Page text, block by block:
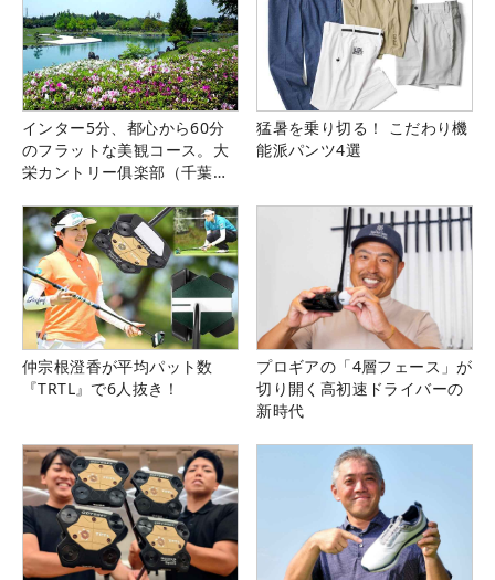
インター5分、都心から60分
のフラットな美観コース。大
栄カントリー俱楽部（千葉
猛暑を乗り切る！ こだわり機
能派パンツ4選
仲宗根澄香が平均パット数
『TRTL』で6人抜き！
プロギアの「4層フェース」が
切り開く高初速ドライバーの
新時代